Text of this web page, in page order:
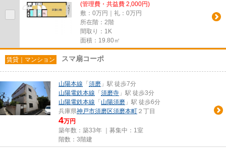
(管理費・共益費 2,000円)
敷：0万円｜礼：0万円
所在階：2階
間取り：1K
面積：19.80㎡
賃貸｜マンション スマ扇コーポ
山陽本線 「 須磨 」駅 徒歩7分
山陽電鉄本線 「 須磨寺 」駅 徒歩3分
山陽電鉄本線 「 山陽須磨 」駅 徒歩6分
兵庫県神戸市須磨区須磨本町 ２丁目
4万円
築年数：築33年 ｜募集中： 1室
階数：3階建